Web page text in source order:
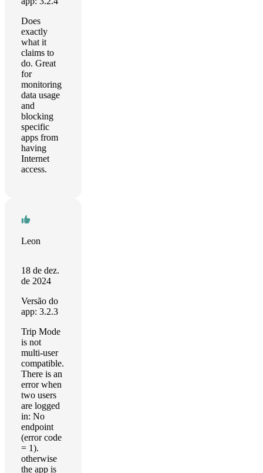
Does
exactly
what it
claims to
do. Great
for
monitoring
data usage
and
blocking
specific
apps from
having
Internet
access.
Leon
18 de dez.
de 2024
Versão do
app: 3.2.3
Trip Mode
is not
multi-user
compatible.
There is an
error when
two users
are logged
in: No
endpoint
(error code
= 1).
otherwise
the app is